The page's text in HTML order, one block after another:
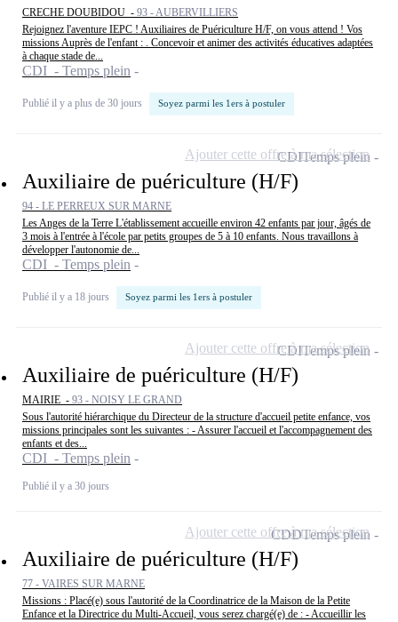
CRECHE DOUBIDOU - 93 - AUBERVILLIERS
Rejoignez l'aventure IEPC ! Auxiliaires de Puériculture H/F, on vous attend ! Vos
missions Auprès de l'enfant : . Concevoir et animer des activités éducatives adaptées
à chaque stade de...
CDI - Temps plein
Publié il y a plus de 30 jours Soyez parmi les 1ers à postuler
Auxiliaire de puériculture (H/F)
94 - LE PERREUX SUR MARNE
Les Anges de la Terre L'établissement accueille environ 42 enfants par jour, âgés de
3 mois à l'entrée à l'école par petits groupes de 5 à 10 enfants. Nous travaillons à
développer l'autonomie de...
CDI - Temps plein
Publié il y a 18 jours Soyez parmi les 1ers à postuler
CDITemps plein
Ajouter cette offre à ma sélection
Auxiliaire de puériculture (H/F)
MAIRIE - 93 - NOISY LE GRAND
Sous l'autorité hiérarchique du Directeur de la structure d'accueil petite enfance, vos
missions principales sont les suivantes : - Assurer l'accueil et l'accompagnement des
enfants et des...
CDI - Temps plein
Publié il y a 30 jours
CDITemps plein
Ajouter cette offre à ma sélection
Auxiliaire de puériculture (H/F)
77 - VAIRES SUR MARNE
Missions : Placé(e) sous l'autorité de la Coordinatrice de la Maison de la Petite
Enfance et la Directrice du Multi-Accueil, vous serez chargé(e) de : - Accueillir les
CDDTemps plein
Ajouter cette offre à ma sélection